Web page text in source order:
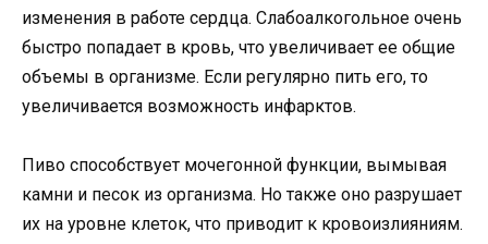
изменения в работе сердца. Слабоалкогольное очень
быстро попадает в кровь, что увеличивает ее общие
объемы в организме. Если регулярно пить его, то
увеличивается возможность инфарктов.
Пиво способствует мочегонной функции, вымывая
камни и песок из организма. Но также оно разрушает
их на уровне клеток, что приводит к кровоизлияниям.